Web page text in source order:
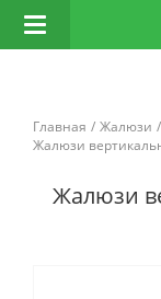
Открыть
навигацию
Главная Жалюзи
Жалюзи
Жалюзи